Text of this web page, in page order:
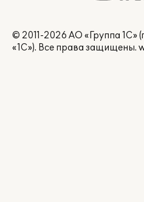
© 2011-2026 АО «Группа
«1С»). Все права защищены.